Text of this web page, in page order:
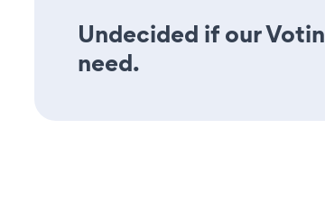
Undecided if our
need.